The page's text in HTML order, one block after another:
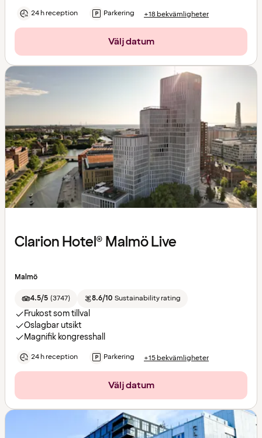
24 h reception Parkering +18 bekvämligheter
Välj datum
Clarion Hotel® Malmö Live
Malmö
4.5/5 (3747) 8.6/10 Sustainability rating
Frukost som tillval
Oslagbar utsikt
Magnifik kongresshall
24 h reception Parkering +15 bekvämligheter
Välj datum